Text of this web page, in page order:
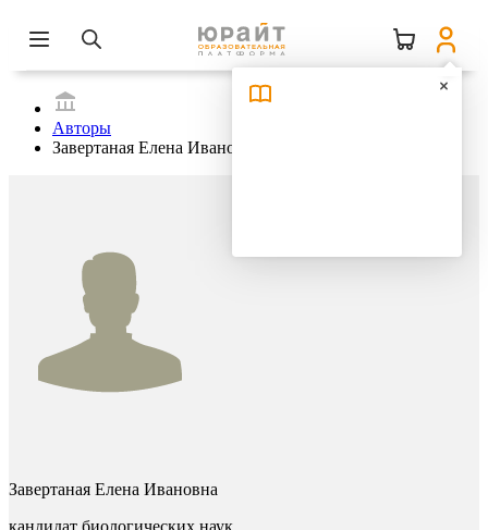
Авторы
Завертаная Елена Ивановна
Завертаная Елена Ивановна
кандидат биологических наук